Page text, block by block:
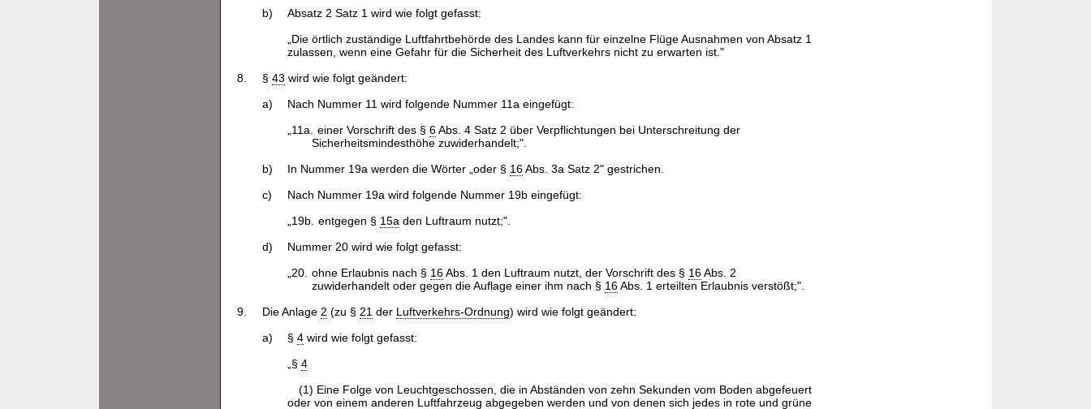
b)
Absatz 2 Satz 1 wird wie folgt gefasst:
„Die örtlich zuständige Luftfahrtbehörde des Landes kann für einzelne Flüge Ausnahmen von Absatz 1
zulassen, wenn eine Gefahr für die Sicherheit des Luftverkehrs nicht zu erwarten ist."
8.
§ 43 wird wie folgt geändert:
a)
Nach Nummer 11 wird folgende Nummer 11a eingefügt:
„11a.
einer Vorschrift des § 6Abs. 4 Satz 2 über Verpflichtungen bei Unterschreitung der
Sicherheitsmindesthöhe zuwiderhandelt;".
b)
In Nummer 19a werden die Wörter „oder § 16Abs. 3a Satz 2" gestrichen.
c)
Nach Nummer 19a wird folgende Nummer 19b eingefügt:
„19b. entgegen § 15a den Luftraum nutzt;".
d)
Nummer 20 wird wie folgt gefasst:
„20. ohne Erlaubnis nach § 16Abs. 1 den Luftraum nutzt, der Vorschrift des § 16Abs. 2
zuwiderhandelt oder gegen die Auflage einer ihm nach § 16Abs. 1 erteilten Erlaubnis verstößt;".
9.
Die Anlage 2 (zu § 21 der Luftverkehrs-Ordnung) wird wie folgt geändert:
a)
§ 4wird wie folgt gefasst:
„§ 4
(1) Eine Folge von Leuchtgeschossen, die in Abständen von zehn Sekunden vom Boden abgefeuert
oder von einem anderen Luftfahrzeug abgegeben werden und von denen sich jedes in rote und grüne